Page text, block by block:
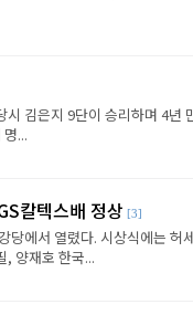
김은지 9단이 승리하며 4년
...
칼텍스배 정상 [3]
당에서 열렸다. 시상식에는 허
, 양재호 한국...